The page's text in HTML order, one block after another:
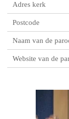
Adres kerk
Postcode
Naam van de
Website van de